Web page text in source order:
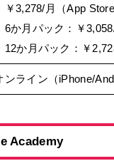
￥3,278/月（App
6か月パック：￥
12か月パック：￥
ンライン（iPhone/
Academy